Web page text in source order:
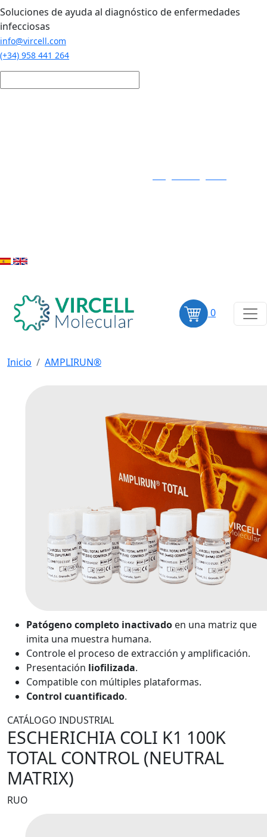
Pasar al contenido principal
Soluciones de ayuda al diagnóstico de enfermedades
infecciosas
info@vircell.com
(+34) 958 441 264
0
Inicio AMPLIRUN®
Patógeno completo inactivado en una matriz que
imita una muestra humana.
Controle el proceso de extracción y amplificación.
Presentación liofilizada.
Compatible con múltiples plataformas.
Control cuantificado.
CATÁLOGO INDUSTRIAL
ESCHERICHIA COLI K1 100K
TOTAL CONTROL (NEUTRAL
MATRIX)
RUO